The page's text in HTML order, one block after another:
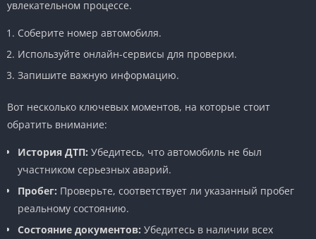
увлекательном процессе.
Соберите номер автомобиля.
Используйте онлайн-сервисы для проверки.
Запишите важную информацию.
Вот несколько ключевых моментов, на которые стоит
обратить внимание:
История ДТП: Убедитесь, что автомобиль не был
участником серьезных аварий.
Пробег: Проверьте, соответствует ли указанный пробег
реальному состоянию.
Состояние документов: Убедитесь в наличии всех